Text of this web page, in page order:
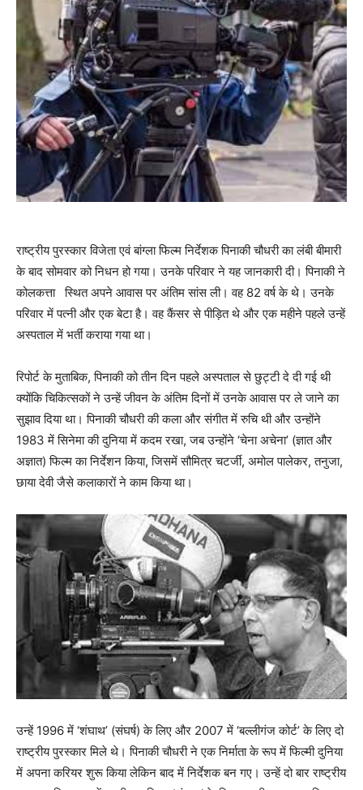
राष्ट्रीय पुरस्कार विजेता एवं बांग्ला फिल्म निर्देशक पिनाकी चौधरी का लंबी बीमारी
के बाद सोमवार को निधन हो गया। उनके परिवार ने यह जानकारी दी। पिनाकी ने
कोलकत्ता स्थित अपने आवास पर अंतिम सांस ली। वह 82 वर्ष के थे। उनके
परिवार में पत्नी और एक बेटा है। वह कैंसर से पीड़ित थे और एक महीने पहले उन्हें
अस्पताल में भर्ती कराया गया था।
रिपोर्ट के मुताबिक, पिनाकी को तीन दिन पहले अस्पताल से छुट्टी दे दी गई थी
क्योंकि चिकित्सकों ने उन्हें जीवन के अंतिम दिनों में उनके आवास पर ले जाने का
सुझाव दिया था। पिनाकी चौधरी की कला और संगीत में रुचि थी और उन्होंने
1983 में सिनेमा की दुनिया में कदम रखा, जब उन्होंने ‘चेना अचेना’ (ज्ञात और
अज्ञात) फिल्म का निर्देशन किया, जिसमें सौमित्र चटर्जी, अमोल पालेकर, तनुजा,
छाया देवी जैसे कलाकारों ने काम किया था।
उन्हें 1996 में ‘शंघाथ’ (संघर्ष) के लिए और 2007 में ‘बल्लीगंज कोर्ट’ के लिए दो
राष्ट्रीय पुरस्कार मिले थे। पिनाकी चौधरी ने एक निर्माता के रूप में फिल्मी दुनिया
में अपना करियर शुरू किया लेकिन बाद में निर्देशक बन गए। उन्हें दो बार राष्ट्रीय